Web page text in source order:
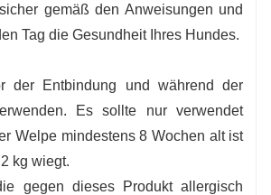
gemäß den Anweisungen und
Tag die Gesundheit Ihres Hundes.
der Entbindung und während der
Es sollte nur verwendet
Welpe mindestens 8 Wochen alt ist
kg wiegt.
gegen dieses Produkt allergisch